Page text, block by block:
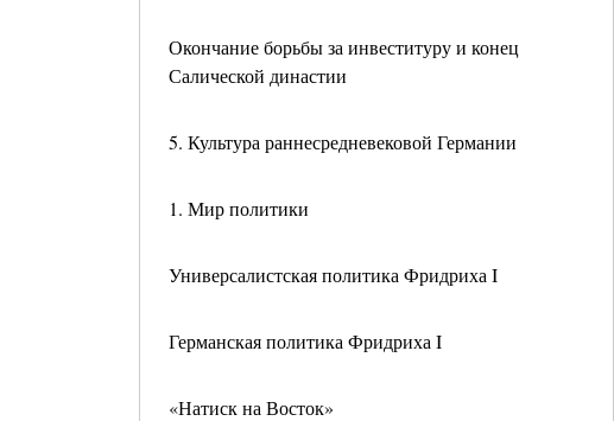
Окончание борьбы за инвеституру и конец
Салической династии
5. Культура раннесредневековой Германии
1. Мир политики
Универсалистская политика Фридриха I
Германская политика Фридриха I
«Натиск на Восток»